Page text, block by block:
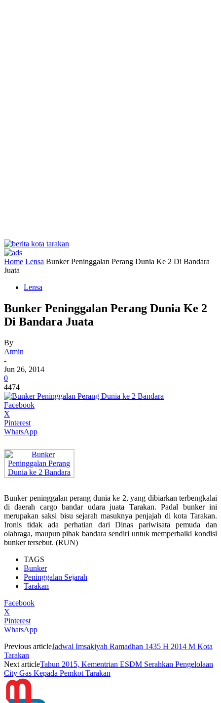
Home Lensa Bunker Peninggalan Perang Dunia Ke 2 Di Bandara
Juata
Lensa
Bunker Peninggalan Perang Dunia Ke 2
Di Bandara Juata
By
Atmin
-
Jun 26, 2014
0
4474
Facebook
X
Pinterest
WhatsApp
Bunker peninggalan perang dunia ke 2, yang dibiarkan terbengkalai
di daerah cargo bandar udara juata Tarakan. Padal bunker ini
merupakan saksi bisu sejarah masuknya penjajah di kota Tarakan.
Ironis tidak ada perhatian dari Dinas pariwisata pemuda dan
olahraga, maupun pihak bandara sendiri untuk memperbaiki kondisi
bunker tersebut. (RUN)
TAGS
Bunker
Peninggalan Sejarah
Tarakan
Facebook
X
Pinterest
WhatsApp
Previous articleJadwal Imsakiyah Ramadhan 1435 H 2014 M Kota
Tarakan
Next articleTahun 2015, Kementrian ESDM Serahkan Pengelolaan
City Gas Kepada Pemkot Tarakan